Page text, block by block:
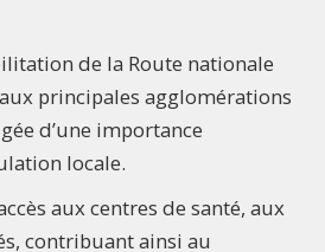
de la Route nationale
principales agglomérations
d’une importance
locale.
aux centres de santé, aux
contribuant ainsi au